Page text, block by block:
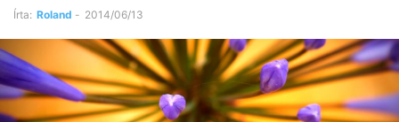
Írta: Roland - 2014/06/13